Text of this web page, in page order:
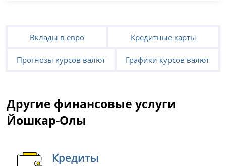
Вклады в евро Кредитные карты
Прогнозы курсов валют Графики курсов валют
Другие финансовые услуги
Йошкар-Олы
Кредиты